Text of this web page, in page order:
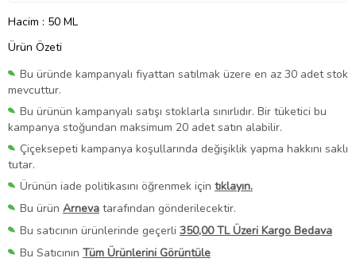
Hacim : 50 ML
Ürün Özeti
Bu üründe kampanyalı fiyattan satılmak üzere en az 30 adet stok
mevcuttur.
Bu ürünün kampanyalı satışı stoklarla sınırlıdır. Bir tüketici bu
kampanya stoğundan maksimum 20 adet satın alabilir.
Çiçeksepeti kampanya koşullarında değişiklik yapma hakkını saklı
tutar.
Ürünün iade politikasını öğrenmek için tıklayın.
Bu ürün Arneva tarafından gönderilecektir.
Bu satıcının ürünlerinde geçerli 350,00 TL Üzeri Kargo Bedava
Bu Satıcının Tüm Ürünlerini Görüntüle